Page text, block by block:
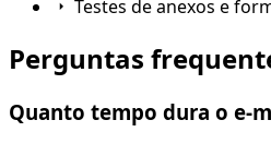
Testes de anexos e
Perguntas
Quanto tempo dura o e-